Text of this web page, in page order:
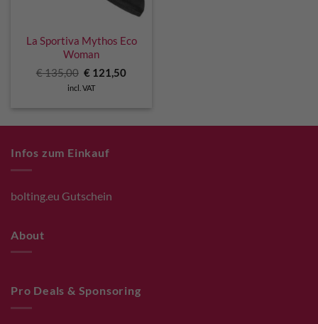
La Sportiva Mythos Eco
Woman
€135,00 Original
was:
€ 121,50Current
incl. VAT
Infos zum Einkauf
bolting.eu Gutschein
About
Pro Deals & Sponsoring